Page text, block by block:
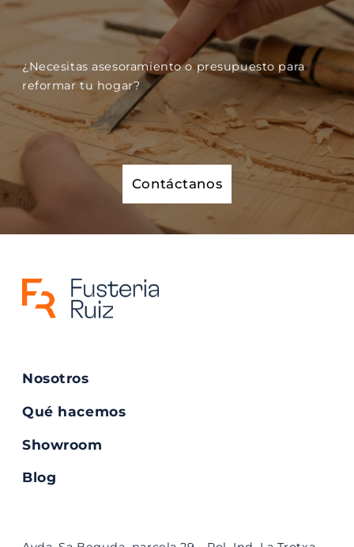
¿Necesitas asesoramiento o presupuesto para
reformar tu hogar?
Contáctanos
Nosotros
Qué hacemos
Showroom
Blog